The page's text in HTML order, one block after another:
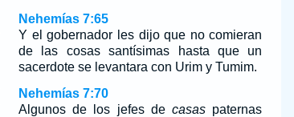
Nehemías 7:65
Y el gobernador les dijo que no comieran
de las cosas santísimas hasta que un
sacerdote se levantara con Urim y Tumim.
Nehemías 7:70
Algunos de los jefes decasas paternas